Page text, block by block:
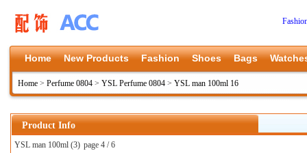
Home New Products Fashion Shoes Bags
Home > Perfume 0804 > YSL Perfume 0804 > YSL man 100ml 16
Product Info
YSL man 100ml (3) page 4 / 6